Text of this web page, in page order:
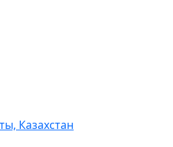
Казахстан